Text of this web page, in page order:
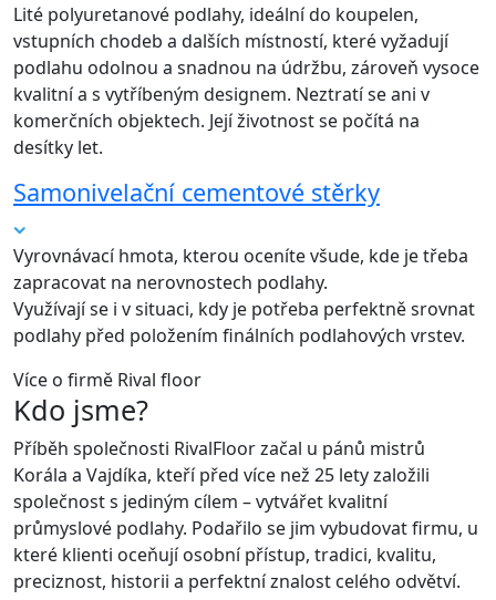
Lité polyuretanové podlahy, ideální do koupelen,
vstupních chodeb a dalších místností, které vyžadují
podlahu odolnou a snadnou na údržbu, zároveň vysoce
kvalitní a s vytříbeným designem. Neztratí se ani v
komerčních objektech. Její životnost se počítá na
desítky let.
Samonivelační cementové stěrky
Vyrovnávací hmota, kterou oceníte všude, kde je třeba
zapracovat na nerovnostech podlahy.
Využívají se i v situaci, kdy je potřeba perfektně srovnat
podlahy před položením finálních podlahových vrstev.
Více o firmě Rival floor
Kdo jsme?
Příběh společnosti RivalFloor začal u pánů mistrů
Korála a Vajdíka, kteří před více než 25 lety založili
společnost s jediným cílem – vytvářet kvalitní
průmyslové podlahy. Podařilo se jim vybudovat firmu, u
které klienti oceňují osobní přístup, tradici, kvalitu,
preciznost, historii a perfektní znalost celého odvětví.